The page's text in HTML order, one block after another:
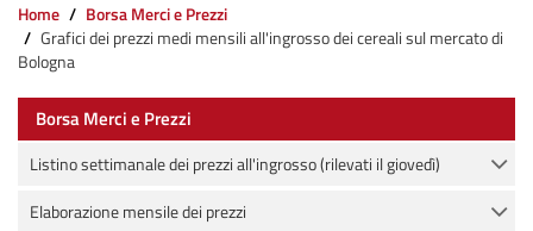
Home
Borsa Merci e Prezzi
Grafici dei prezzi medi mensili all'ingrosso dei cereali sul mercato di
Bologna
Borsa Merci e Prezzi
Listino settimanale dei prezzi all'ingrosso (rilevati il giovedì)
Elaborazione mensile dei prezzi